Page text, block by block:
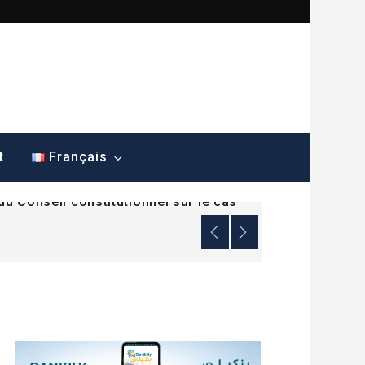
Français
Conseil constitutionnel sur le cas